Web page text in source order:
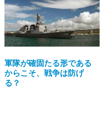
軍隊が確固たる形である
からこそ、戦争は防げ
る？